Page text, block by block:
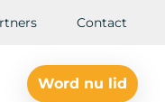
Contact
Word nu lid